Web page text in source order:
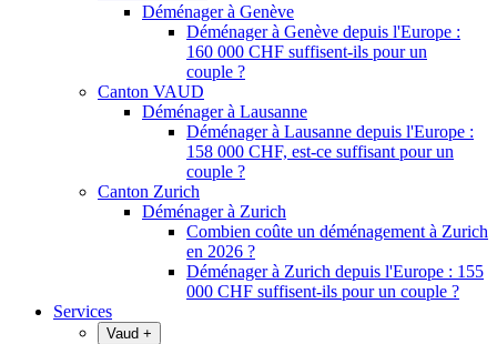
Déménager à Genève
Déménager à Genève depuis l'Europe :
160 000 CHF suffisent-ils pour un
couple ?
Canton VAUD
Déménager à Lausanne
Déménager à Lausanne depuis l'Europe :
158 000 CHF, est-ce suffisant pour un
couple ?
Canton Zurich
Déménager à Zurich
Combien coûte un déménagement à Zurich
en 2026 ?
Déménager à Zurich depuis l'Europe : 155
000 CHF suffisent-ils pour un couple ?
Services
Vaud +